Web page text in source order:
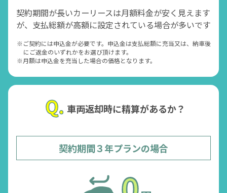
契約期間が長いカーリースは月額料金が安く見えます
が、支払総額が高額に設定されている場合が多いです
※ご契約には申込金が必要です。申込金は支払総額に充当又は、納車後
にご返金のいずれかをお選び頂けます。
※月額は申込金を充当した場合の価格となります。
車両返却時に精算があるか？
契約期間３年プランの場合